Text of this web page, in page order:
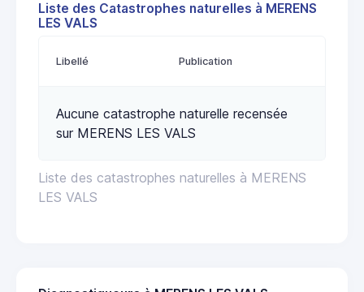
Liste des Catastrophes naturelles à MERENS
LES VALS
Liste des catastrophes naturelles à MERENS
LES VALS
Libellé Publication
Aucune catastrophe naturelle recensée
sur MERENS LES VALS